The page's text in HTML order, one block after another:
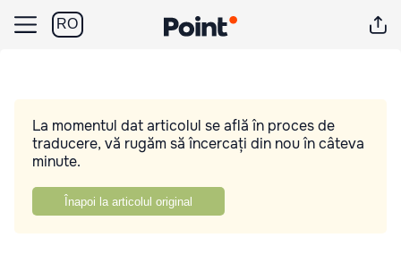
RO
La momentul dat articolul se află în proces de
traducere, vă rugăm să încercați din nou în câteva
minute.
Înapoi la articolul original